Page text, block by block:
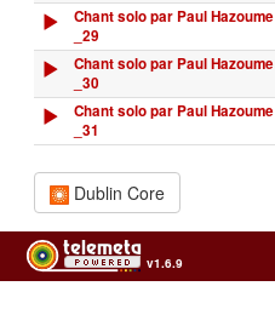
Chant solo par Paul Hazoume
_29
Chant solo par Paul Hazoume
_30
Chant solo par Paul Hazoume
_31
Dublin Core
v1.6.9